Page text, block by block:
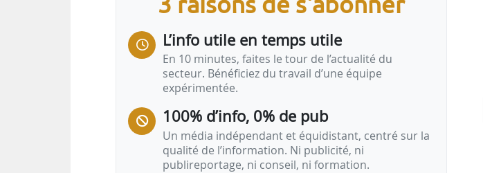
L’info utile en temps utile
En 10 minutes, faites le tour de l’actualité du
secteur. Bénéficiez du travail d’une équipe
expérimentée.
100% d’info, 0% de pub
Un média indépendant et équidistant, centré sur la
qualité de l’information. Ni publicité, ni
publireportage, ni conseil, ni formation.